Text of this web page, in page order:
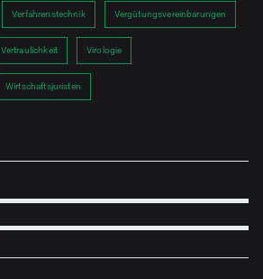
Verfahrenstechnik Vergütungsvereinbarungen
Vertraulichkeit Virologie
Wirtschaftsjuristen